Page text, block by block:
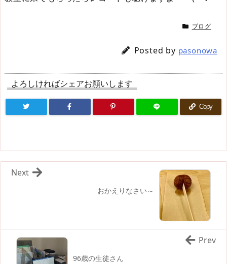
ブログ
Posted by pasonowa
よろしければシェアお願いします
Copy
おかえりなさい～
Next
96歳の生徒さん
Prev